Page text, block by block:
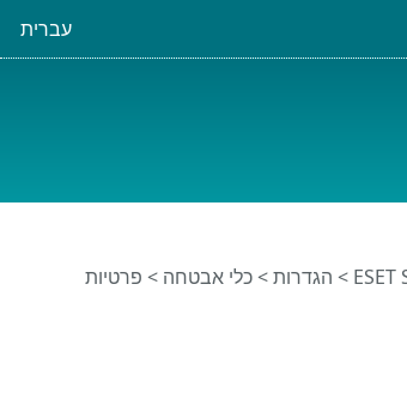
עברית
> הגדרות>כלי אבטחה > פרטיות